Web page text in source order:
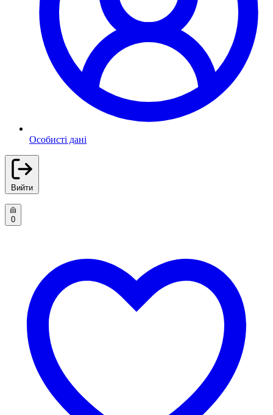
Особисті дані
Вийти
0